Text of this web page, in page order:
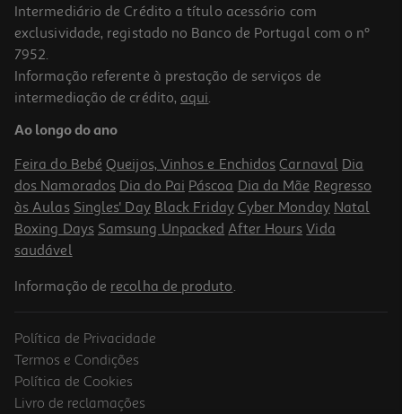
Mini Hub Usb-C Qilive 600192487 6 Em 1 Q.3487
19.99 €/un
19,99 €
Intermediário de Crédito a título acessório com
exclusividade, registado no Banco de Portugal com o nº
7952.
Informação referente à prestação de serviços de
intermediação de crédito, aqui.
Ao longo do ano
Feira do Bebé Queijos, Vinhos e Enchidos Carnaval Dia
dos Namorados Dia do Pai Páscoa Dia da Mãe Regresso
às Aulas Singles' Day Black Friday Cyber Monday Natal
Boxing Days Samsung Unpacked After Hours Vida
saudável
Informação de recolha de produto.
Política de Privacidade
Termos e Condições
Política de Cookies
Livro de reclamações